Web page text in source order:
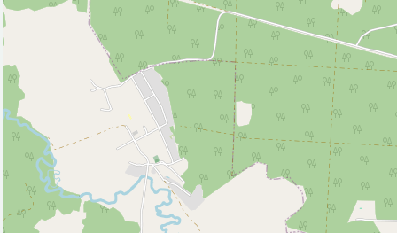
Полицейский участок (1)
Почта (2)
Рынок, базар (1)
Центр искусств (1)
Церковь (1)
Исторические объекты
Памятник (1)
Природные объекты